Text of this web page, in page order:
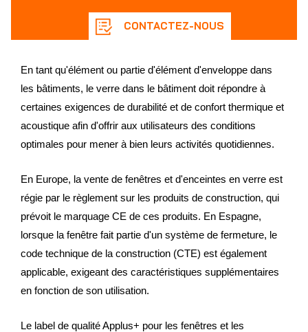
CONTACTEZ-NOUS
En tant qu'élément ou partie d'élément d'enveloppe dans
les bâtiments, le verre dans le bâtiment doit répondre à
certaines exigences de durabilité et de confort thermique et
acoustique afin d'offrir aux utilisateurs des conditions
optimales pour mener à bien leurs activités quotidiennes.
En Europe, la vente de fenêtres et d'enceintes en verre est
régie par le règlement sur les produits de construction, qui
prévoit le marquage CE de ces produits. En Espagne,
lorsque la fenêtre fait partie d'un système de fermeture, le
code technique de la construction (CTE) est également
applicable, exigeant des caractéristiques supplémentaires
en fonction de son utilisation.
Le label de qualité Applus+ pour les fenêtres et les